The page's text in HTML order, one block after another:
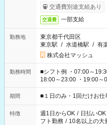
交通費別途支給あり
交通費 一部支給
勤務地
東京都千代田区
東京駅 / 水道橋駅 / 有
株式会社マッシュ
勤務時間
■シフト例 ・07:00～
18:00～23:00 ・19:00～
etc ★最短で3時間で5,120円のお仕事から 15時間で2万円近く稼
げるお仕事も！ ご希望のお時間に合わせてご紹介！ ※シフトは
ください！
期間 ■１日のみ・1回だけお仕
特徴 週1日からOK / 日払いOK
フト勤務 / 10名以上の大